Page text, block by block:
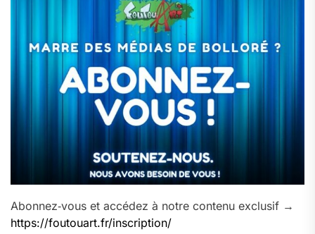
Abonnez‑vous et accédez à notre contenu exclusif →
https://foutouart.fr/inscription/